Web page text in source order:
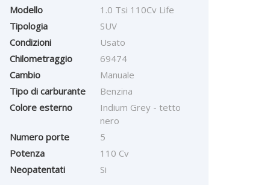
Modello
1.0 Tsi 110Cv Life
Tipologia
SUV
Condizioni
Usato
Chilometraggio
69474
Cambio
Manuale
Tipo di carburante
Benzina
Colore esterno
Indium Grey - tetto
nero
Numero porte
5
Potenza
110 Cv
Neopatentati
Si